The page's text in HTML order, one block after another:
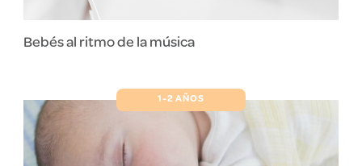
Bebés al ritmo de la música
1-2 AÑOS